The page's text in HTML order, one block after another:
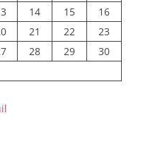
14 15
16
21 22
23
28 29
30